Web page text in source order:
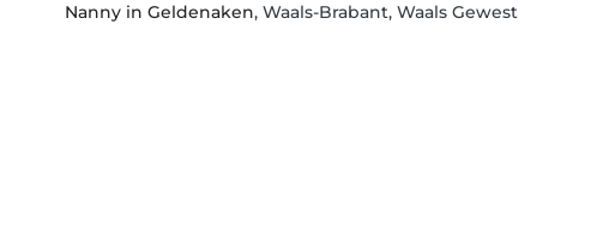
Nanny in Geldenaken, Waals-Brabant, Waals Gewest